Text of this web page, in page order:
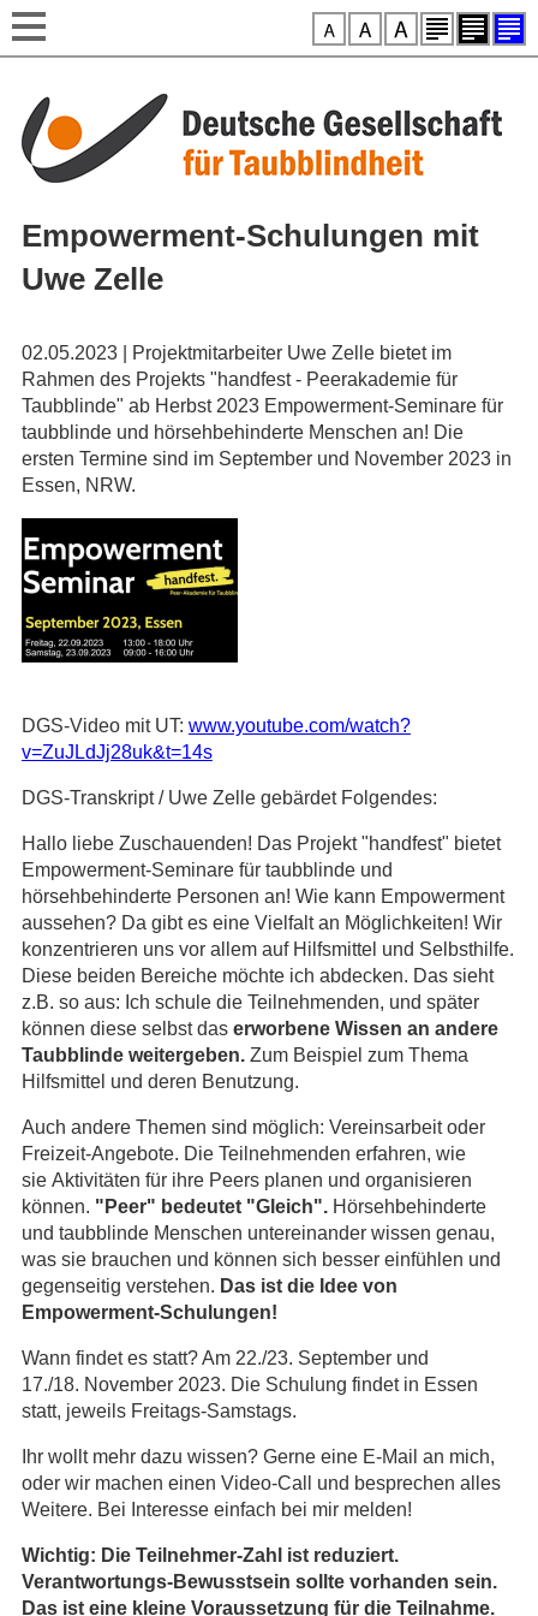
Direkt zum Inhalt
Style-Switcher
Empowerment-Schulungen mit
Uwe Zelle
02.05.2023 | Projektmitarbeiter Uwe Zelle bietet im
Rahmen des Projekts "handfest - Peerakademie für
Taubblinde" ab Herbst 2023 Empowerment-Seminare für
taubblinde und hörsehbehinderte Menschen an! Die
ersten Termine sind im September und November 2023 in
Essen, NRW.
DGS-Video mit UT: www.youtube.com/watch?
v=ZuJLdJj28uk&t=14s
DGS-Transkript / Uwe Zelle gebärdet Folgendes:
Hallo liebe Zuschauenden! Das Projekt "handfest" bietet
Empowerment-Seminare für taubblinde und
hörsehbehinderte Personen an! Wie kann Empowerment
aussehen? Da gibt es eine Vielfalt an Möglichkeiten! Wir
konzentrieren uns vor allem auf Hilfsmittel und Selbsthilfe.
Diese beiden Bereiche möchte ich abdecken. Das sieht
z.B. so aus: Ich schule die Teilnehmenden, und später
können diese selbst das erworbene Wissen an andere
Taubblinde weitergeben.Zum Beispiel zum Thema
Hilfsmittel und deren Benutzung.
Auch andere Themen sind möglich: Vereinsarbeit oder
Freizeit-Angebote. Die Teilnehmenden erfahren, wie
sie Aktivitäten für ihre Peers planen und organisieren
können. "Peer" bedeutet "Gleich". Hörsehbehinderte
und taubblinde Menschen untereinander wissen genau,
was sie brauchen und können sich besser einfühlen und
gegenseitig verstehen. Das ist die Idee von
Empowerment-Schulungen!
Wann findet es statt? Am 22./23. September und
17./18. November 2023. Die Schulung findet in Essen
statt, jeweils Freitags-Samstags.
Ihr wollt mehr dazu wissen? Gerne eine E-Mail an mich,
oder wir machen einen Video-Call und besprechen alles
Weitere. Bei Interesse einfach bei mir melden!
Wichtig: Die Teilnehmer-Zahl ist reduziert.
Verantwortungs-Bewusstsein sollte vorhanden sein.
Das ist eine kleine Voraussetzung für die Teilnahme.